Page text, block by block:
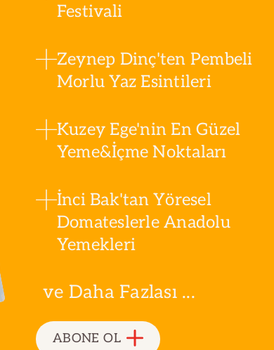
Festivali
Zeynep Dinç'ten Pembeli
Morlu Yaz Esintileri
Kuzey Ege'nin En Güzel
Yeme&İçme Noktaları
İnci Bak'tan Yöresel
Domateslerle Anadolu
Yemekleri
ve Daha Fazlası ...
ABONE OL